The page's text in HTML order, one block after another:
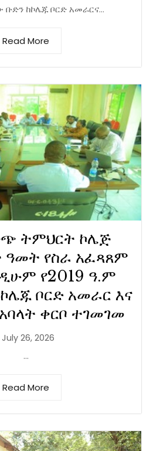
ከኮሌጁ ቦርድ አመራርና...
Read More
ትምህርት ኮሌጅ
ዓመት የስራ አፈጻጸም
የ2019 ዓ.ም
ቦርድ አመራር እና
ቀርቦ ተገመገመ
July 26, 2026
...
Read More